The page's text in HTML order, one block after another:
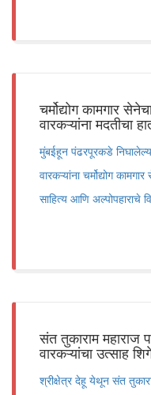
चर्मोद्योग कामगार
वारकऱ्यांना मदतीचा
मुंबईहून पंढरपूरकडे
वारकऱ्यांना चर्मोद्योग
साहित्य आणि अल्पोपहाराचे
संत तुकाराम महाराज
वारकऱ्यांचा उत्साह
श्रीक्षेत्र देहू येथून संत